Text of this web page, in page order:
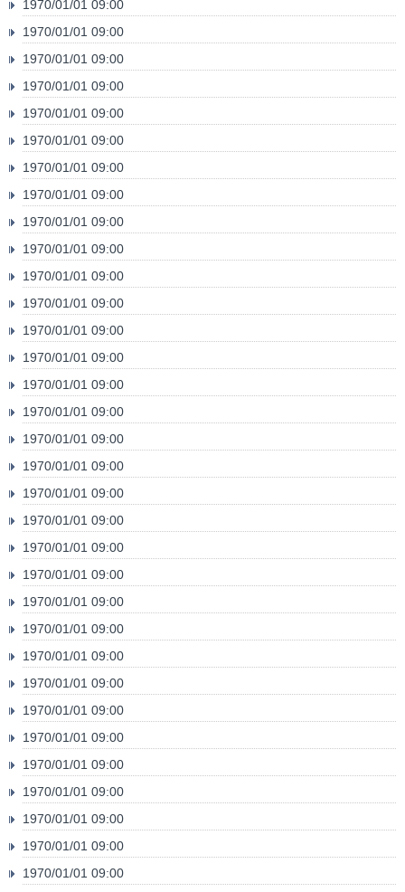
1970/01/01 09:00
1970/01/01 09:00
1970/01/01 09:00
1970/01/01 09:00
1970/01/01 09:00
1970/01/01 09:00
1970/01/01 09:00
1970/01/01 09:00
1970/01/01 09:00
1970/01/01 09:00
1970/01/01 09:00
1970/01/01 09:00
1970/01/01 09:00
1970/01/01 09:00
1970/01/01 09:00
1970/01/01 09:00
1970/01/01 09:00
1970/01/01 09:00
1970/01/01 09:00
1970/01/01 09:00
1970/01/01 09:00
1970/01/01 09:00
1970/01/01 09:00
1970/01/01 09:00
1970/01/01 09:00
1970/01/01 09:00
1970/01/01 09:00
1970/01/01 09:00
1970/01/01 09:00
1970/01/01 09:00
1970/01/01 09:00
1970/01/01 09:00
1970/01/01 09:00